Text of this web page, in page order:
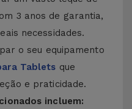
3 anos de garantia,
necessidades.
o seu equipamento
Tablets que
e praticidade.
incluem: